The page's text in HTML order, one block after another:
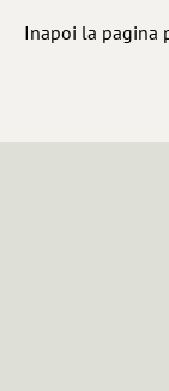
Inapoi la pagina